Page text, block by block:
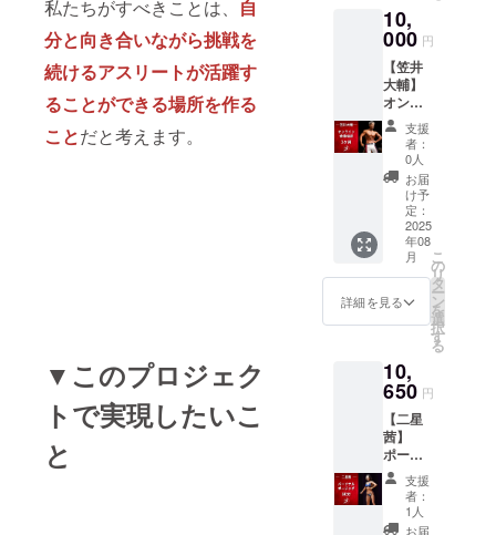
私たちがすべきことは、 自
分と向き合いながら挑戦を
続けるアスリートが活躍す
ることができる場所を作る
ことだと考えます。
▼このプロジェク
トで実現したいこ
と
生した
場合に
は、主
催者の
判断に
より入
場者の
安全確
認を優
先し、
場合に
よって
は催事
を一時
中断さ
せてい
ただき
自で管
理をお
願いい
たしま
す。紛
失・盗
難等の
責任は
負いか
ミは必
ずお持
ち帰り
くださ
い。 ・
携帯電
話はマ
ナー
モード
に設定
の上、
通話は
ご遠慮
くださ
い。 ​ ​そ
の他 ・
地震ま
場合に
は、主
催者の
判断に
より入
場者の
安全確
認を優
先し、
場合に
レフで
の撮影
をされ
る場合
は必ず
撮影申
請をご
提出く
ださ
い。 ​ ​ ​ ​
会場内
でのお
願い ・​​
ホール
内での
飲食は
禁止と
させて
いただ
す。ゴ
ミは必
ずお持
ち帰り
くださ
い。 ・
携帯電
話はマ
ナー
モード
能で
す。 ​ ​ ​ ​
撮影に
ついて
・スマ
ホ、デ
ジタル
カメラ
での撮
影は可
能です
が、三
脚を使
用して
の撮影
はご遠
慮くだ
さい。
・一眼
の撮影
をされ
る場合
は必ず
撮影申
請をご
提出く
ださ
い。 ​ ​ ​ ​
会場内
配布し
ますの
で、終
演まで
必ず身
につけ
てくだ
さい。
・4歳以
上はチ
ケット
が必要
となり
ます。
・3歳以
下の場
合は、
保護者
様と同
戦が可
能で
す。 ​ ​ ​ ​
撮影に
ついて
・スマ
ホ、デ
ジタル
カメラ
での撮
員の指
示や注
意事項
に従わ
ず生じ
た事故
などに
ついて
は一切
責任を
負いま
せん。 ​
・指定
エリア
ごと
ストバ
ンドを
ますの
で、終
演まで
必ず身
につけ
てくだ
さい。
・4歳以
上はチ
ケット
約：公
式ライ
ン ※公
式ライ
ンより
日程の
調整を
お願い
します
(https://
lin.ee/H
bZhLg3
所：CF
Person
al Gym
期限：
発行日
から6ヶ
月以内
予約：
公式ラ
イン ※
公式ラ
インよ
り日程
の調整
をお願
いしま
す
)
10,
000 円
【笠井
大輔】
オンラ
イン食
事指導
1ヶ月 ●
お礼の
メッ
セージ
●笠井大
輔のオ
ンライ
ン食事
指導
(1ヶ月)
●1ヶ月
に1回オ
ンライ
ン指導
を行い
ます。
普段の
食事管
理はラ
インで
行いま
支援
者：
0人
お届
け予
定：
2025
年08
月
詳細を見る
こ
の
リ
タ
ー
ン
を
選
択
す
る
10,
650 円
【二星
茜】
ポージ
ング
パーソ
ナル80
分 ●お
支援
者：
1人
お届